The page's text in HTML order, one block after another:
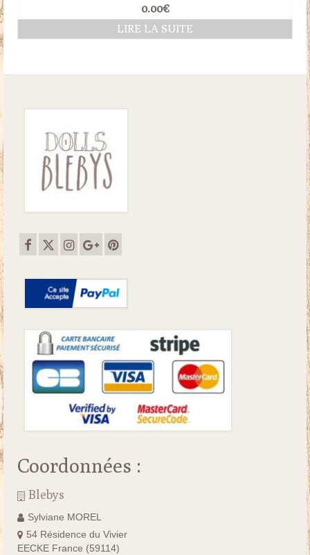
0.00€
LIRE LA SUITE
Coordonnées :
Blebys
Sylviane MOREL
54 Résidence du Vivier
EECKE France (59114)